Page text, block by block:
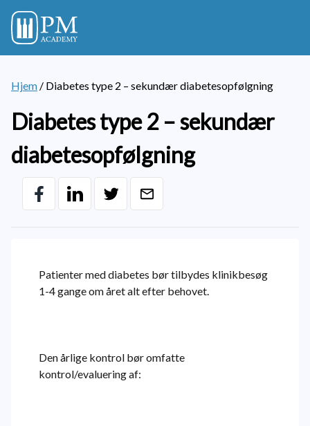
Hjem / Diabetes type 2 – sekundær diabetesopfølgning
Diabetes type 2 – sekundær
diabetesopfølgning
Patienter med diabetes bør tilbydes klinikbesøg
1-4 gange om året alt efter behovet.
Den årlige kontrol bør omfatte
kontrol/evaluering af: